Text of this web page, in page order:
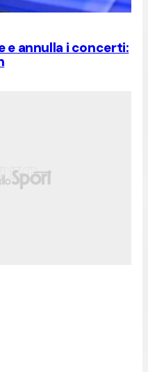
e annulla i concerti: